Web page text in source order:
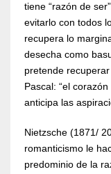
tiene “razón de
evitarlo con todos
recupera lo
desecha como
pretende
Pascal: “el
anticipa las
Nietzsche (1871/
romanticismo le
predominio de la